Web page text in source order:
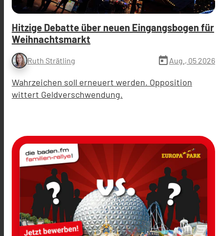
Hitzige Debatte über neuen Eingangsbogen für
Weihnachtsmarkt
Ruth Strätling today Aug., 05 2026
Wahrzeichen soll erneuert werden. Opposition
wittert Geldverschwendung.